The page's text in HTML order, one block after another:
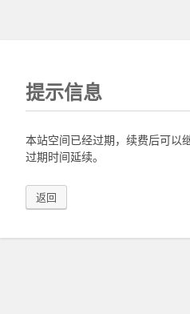
提示信息
本站空间已经过期，续费后可以
过期时间延续。
返回